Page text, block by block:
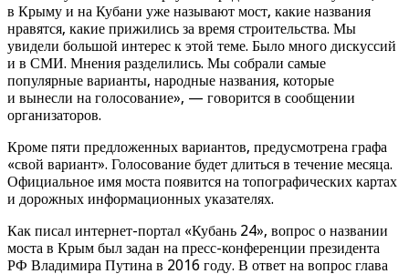
в Крыму и на Кубани уже называют мост, какие названия
нравятся, какие прижились за время строительства. Мы
увидели большой интерес к этой теме. Было много дискуссий
и в СМИ. Мнения разделились. Мы собрали самые
популярные варианты, народные названия, которые
и вынесли на голосование», — говорится в сообщении
организаторов.
Кроме пяти предложенных вариантов, предусмотрена графа
«свой вариант». Голосование будет длиться в течение месяца.
Официальное имя моста появится на топографических картах
и дорожных информационных указателях.
Как писал интернет-портал «Кубань 24», вопрос о названии
моста в Крым был задан на пресс-конференции президента
РФ Владимира Путина в 2016 году. В ответ на вопрос глава